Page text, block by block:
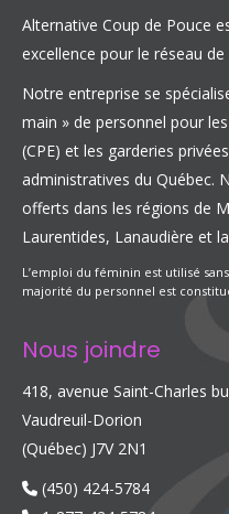
Alternative Coup de Pouce
excellence pour le réseau
Notre entreprise se
main » de personnel pour
(CPE) et les garderies
administratives du Québec.
offerts dans les régions de
Laurentides, Lanaudière et
L’emploi du féminin est utilisé
majorité du personnel est
Nous joindre
418, avenue Saint-Charles
Vaudreuil-Dorion
(Québec) J7V 2N1
(450) 424-5784